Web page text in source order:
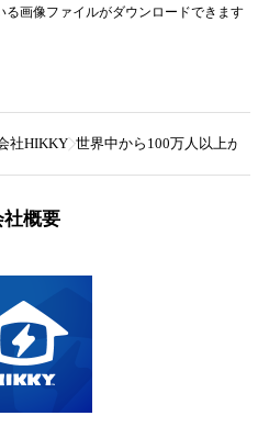
画像ファイルがダウンロードできます
社HIKKY 世界中から100万人以上が来
社概要